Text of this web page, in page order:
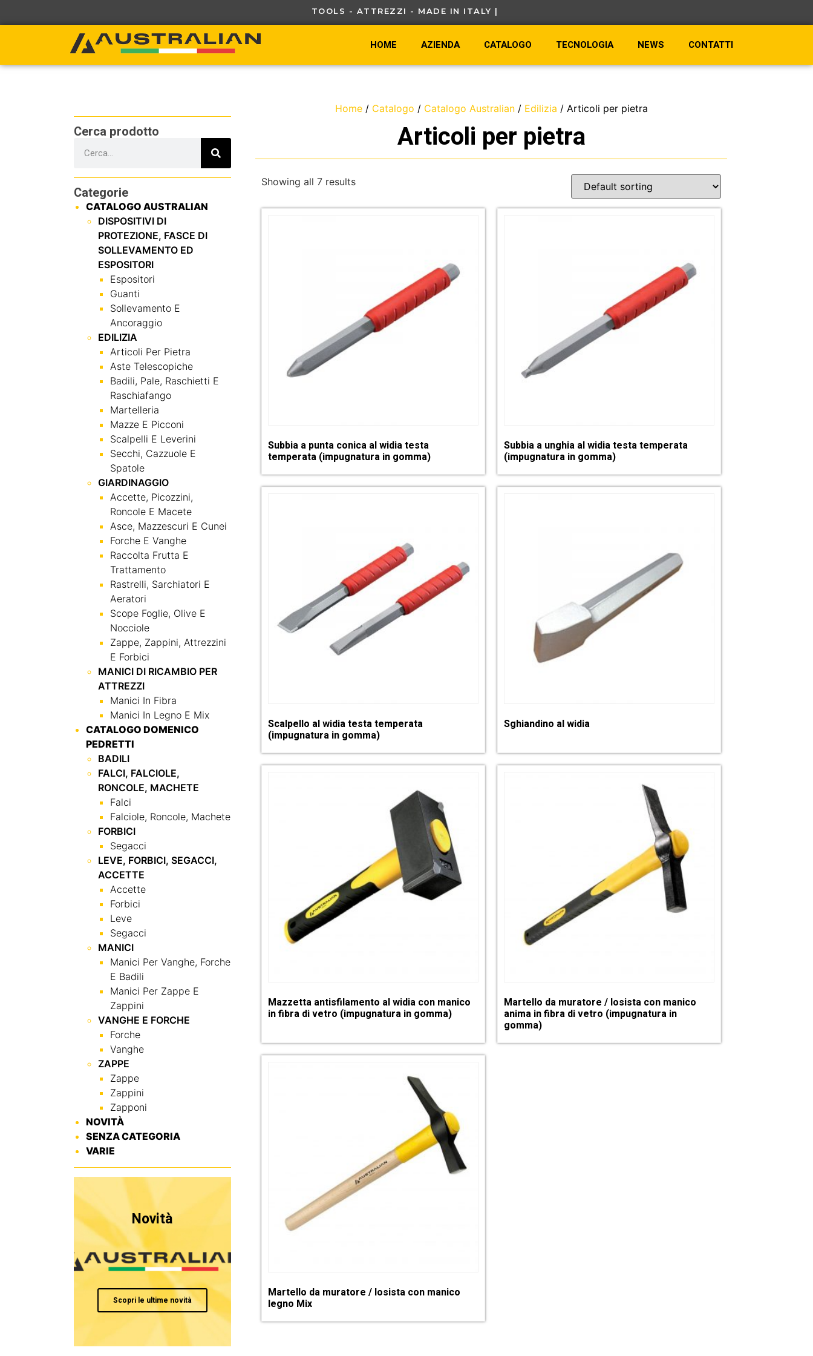
TOOLS - ATTREZZI - MADE IN ITALY |C A
HOME AZIENDA CATALOGO TECNOLOGIA NEWS CONTATTI
Cerca prodotto
Categorie
CATALOGO AUSTRALIAN
DISPOSITIVI DI
PROTEZIONE, FASCE DI
SOLLEVAMENTO ED
ESPOSITORI
Espositori
Guanti
Sollevamento E
Ancoraggio
EDILIZIA
Articoli Per Pietra
Aste Telescopiche
Badili, Pale, Raschietti E
Raschiafango
Martelleria
Mazze E Picconi
Scalpelli E Leverini
Secchi, Cazzuole E
Spatole
GIARDINAGGIO
Accette, Picozzini,
Roncole E Macete
Asce, Mazzescuri E Cunei
Forche E Vanghe
Raccolta Frutta E
Trattamento
Rastrelli, Sarchiatori E
Aeratori
Scope Foglie, Olive E
Nocciole
Zappe, Zappini, Attrezzini
E Forbici
MANICI DI RICAMBIO PER
ATTREZZI
Manici In Fibra
Manici In Legno E Mix
CATALOGO DOMENICO
PEDRETTI
BADILI
FALCI, FALCIOLE,
RONCOLE, MACHETE
Falci
Falciole, Roncole, Machete
FORBICI
Segacci
LEVE, FORBICI, SEGACCI,
ACCETTE
Accette
Forbici
Leve
Segacci
MANICI
Manici Per Vanghe, Forche
E Badili
Manici Per Zappe E
Zappini
VANGHE E FORCHE
Forche
Vanghe
ZAPPE
Zappe
Zappini
Zapponi
NOVITÀ
SENZA CATEGORIA
VARIE
Novità
Scopri le ultime novità
Home/ Catalogo / Catalogo Australian/ Edilizia / Articoli per pietra
Articoli per pietra
Showing all 7 results
Subbia a punta conica al widia testa
temperata (impugnatura in gomma)
Subbia a unghia al widia testa temperata
(impugnatura in gomma)
Scalpello al widia testa temperata
(impugnatura in gomma)
Sghiandino al widia
Mazzetta antisfilamento al widia con manico
in fibra di vetro (impugnatura in gomma)
Martello da muratore / losista con manico
anima in fibra di vetro (impugnatura in
gomma)
Martello da muratore / losista con manico
legno Mix